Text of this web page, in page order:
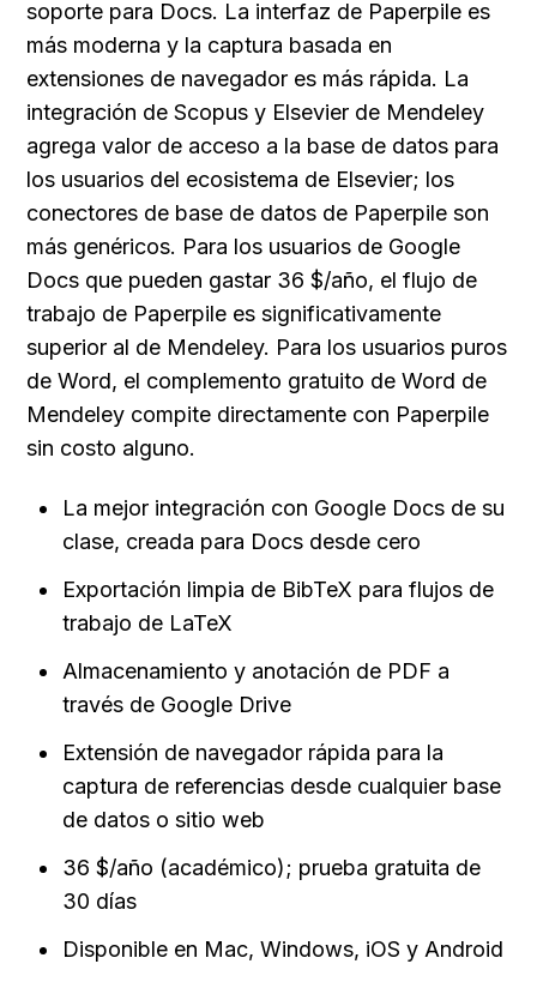
soporte para Docs. La interfaz de Paperpile es
más moderna y la captura basada en
extensiones de navegador es más rápida. La
integración de Scopus y Elsevier de Mendeley
agrega valor de acceso a la base de datos para
los usuarios del ecosistema de Elsevier; los
conectores de base de datos de Paperpile son
más genéricos. Para los usuarios de Google
Docs que pueden gastar 36 $/año, el flujo de
trabajo de Paperpile es significativamente
superior al de Mendeley. Para los usuarios puros
de Word, el complemento gratuito de Word de
Mendeley compite directamente con Paperpile
sin costo alguno.
La mejor integración con Google Docs de su
clase, creada para Docs desde cero
Exportación limpia de BibTeX para flujos de
trabajo de LaTeX
Almacenamiento y anotación de PDF a
través de Google Drive
Extensión de navegador rápida para la
captura de referencias desde cualquier base
de datos o sitio web
36 $/año (académico); prueba gratuita de
30 días
Disponible en Mac, Windows, iOS y Android